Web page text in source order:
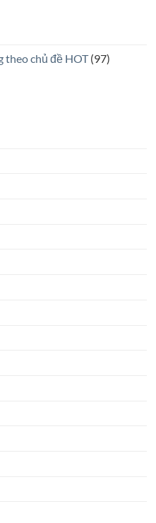
chủ đề HOT(97)